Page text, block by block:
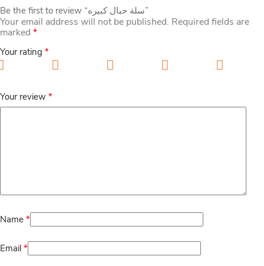
Be the first to review “سلة حبال كبيره”
Your email address will not be published. Required fields are
marked *
Your rating *
1 of 5 stars 2 of 5 stars 3 of 5 stars 4 of 5 stars
5 of 5
Your review *
Name *
Email *